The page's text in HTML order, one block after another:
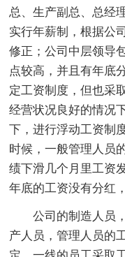
总、生产副总、总经
实行年薪制，根据公
修正；公司中层领导
点较高，并且有年底
定工资制度，但也采
经营状况良好的情况
下，进行浮动工资制
时候，一般管理人员
绩下滑几个月里工资
年底的工资没有分红
公司的制造人员
产人员，管理人员的